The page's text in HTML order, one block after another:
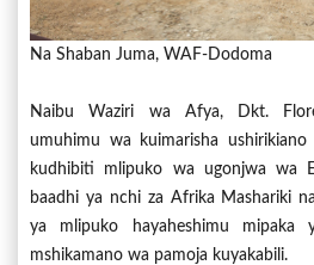
Na Shaban Juma, WAF-Dodoma
Naibu Waziri wa Afya, Dkt.
umuhimu wa kuimarisha
kudhibiti mlipuko wa ugonjwa wa
baadhi ya nchi za Afrika Mashariki
ya mlipuko hayaheshimu mipaka
mshikamano wa pamoja kuyakabili.